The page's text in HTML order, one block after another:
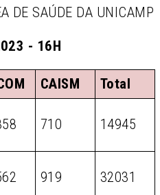
DE SAÚDE DA UNICAMP
- 16H
CAISM
Total
710 14945
919 32031